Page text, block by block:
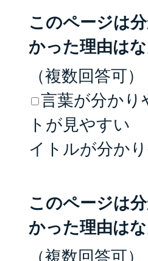
このページは
かった理由は
（複数回答可）
言葉が分かり
トが見やすい
イトルが分か
このページは
かった理由は
（複数回答可）